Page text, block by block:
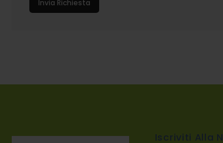
Invia Richiesta